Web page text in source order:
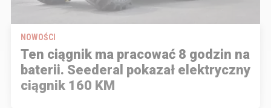
NOWOŚCI
Ten ciągnik ma pracować 8 godzin na
baterii. Seederal pokazał elektryczny
ciągnik 160 KM